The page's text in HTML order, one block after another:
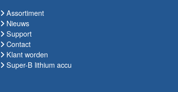
Assortiment
Nieuws
Support
Contact
Klant worden
Super-B lithium accu